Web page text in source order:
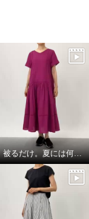
被るだけ。夏には何より！